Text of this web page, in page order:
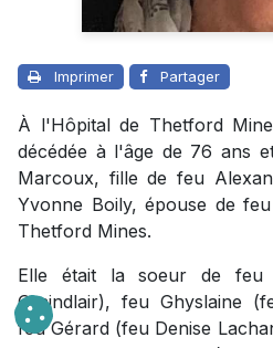
Imprimer Partager
À l'Hôpital de Thetford
décédée à l'âge de 76 ans
Marcoux, fille de feu
Yvonne Boily, épouse de
Thetford Mines.
Elle était la soeur de feu
Graindlair), feu Ghyslaine
feu Gérard (feu Denise